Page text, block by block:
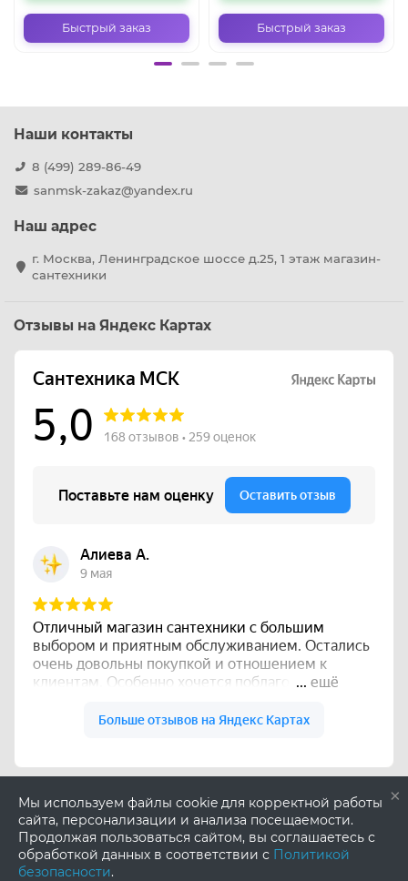
×
Мы используем файлы cookie для корректной работы
сайта, персонализации и анализа посещаемости.
Продолжая пользоваться сайтом, вы соглашаетесь с
обработкой данных в соответствии с Политикой
безопасности.
Быстрый заказ Быстрый заказ
Наши контакты
8 (499) 289-86-49
sanmsk-zakaz@yandex.ru
Наш адрес
г. Москва, Ленинградское шоссе д.25, 1 этаж магазин-
сантехники
Отзывы на Яндекс Картах